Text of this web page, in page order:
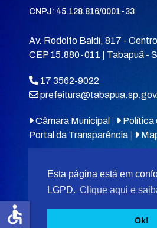
Esta página está em
LGPD. Clique aqui e
Ok!
CNPJ: 45.128.816/0001-33
Av. Rodolfo Baldi, 817 - Centro
CEP 15.880-011 | Tabapuã -
17 3562-9022
Câmara Municipal Política
Portal da Transparência
© 2026MIT Tabapuã.
accessible